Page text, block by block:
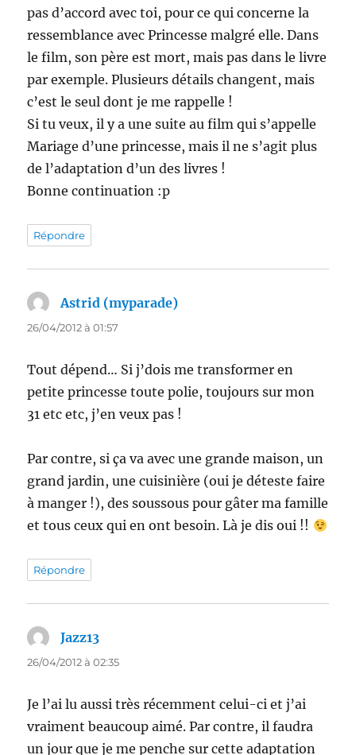
pas d’accord avec toi, pour ce qui concerne la
ressemblance avec Princesse malgré elle. Dans
le film, son père est mort, mais pas dans le livre
par exemple. Plusieurs détails changent, mais
c’est le seul dont je me rappelle !
Si tu veux, il y a une suite au film qui s’appelle
Mariage d’une princesse, mais il ne s’agit plus
de l’adaptation d’un des livres !
Bonne continuation :p
Répondre
Astrid (myparade)
26/04/2012 à 01:57
Tout dépend… Si j’dois me transformer en
petite princesse toute polie, toujours sur mon
31 etc etc, j’en veux pas !
Par contre, si ça va avec une grande maison, un
grand jardin, une cuisinière (oui je déteste faire
à manger !), des soussous pour gâter ma famille
et tous ceux qui en ont besoin. Là je dis oui !!
Répondre
Jazz13
26/04/2012 à 02:35
Je l’ai lu aussi très récemment celui-ci et j’ai
vraiment beaucoup aimé. Par contre, il faudra
un jour que je me penche sur cette adaptation